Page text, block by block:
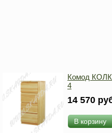
Комод
4
14 570
В корзину